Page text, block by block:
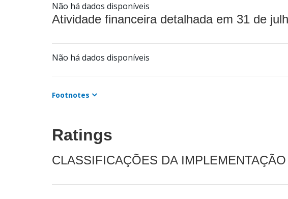
Não há dados disponíveis
Atividade financeira detalhada em 31 de
Não há dados disponíveis
Footnotes
Ratings
CLASSIFICAÇÕES DA IMPLEMENTAÇÃO